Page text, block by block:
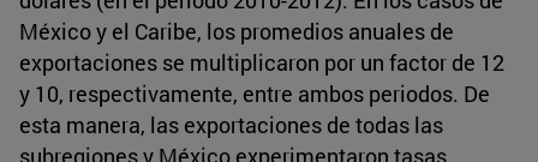
México y el Caribe, los promedios anuales de
exportaciones se multiplicaron por un factor de 12
y 10, respectivamente, entre ambos periodos. De
esta manera, las exportaciones de todas las
subregiones y México experimentaron tasas